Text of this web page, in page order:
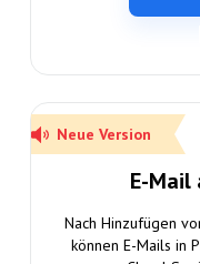
Neue Version
E-Mail
Nach Hinzufügen
können E-Mails in